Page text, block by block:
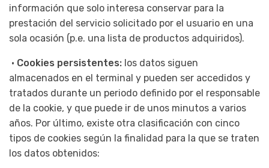
información que solo interesa conservar para la
prestación del servicio solicitado por el usuario en una
sola ocasión (p.e. una lista de productos adquiridos).
• Cookies persistentes: los datos siguen
almacenados en el terminal y pueden ser accedidos y
tratados durante un periodo definido por el responsable
de la cookie, y que puede ir de unos minutos a varios
años. Por último, existe otra clasificación con cinco
tipos de cookies según la finalidad para la que se traten
los datos obtenidos: